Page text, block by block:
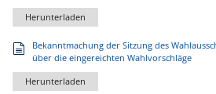
Herunterladen
Bekanntmachung der Sitzung des
über die eingereichten Wahlvorschläge
Herunterladen